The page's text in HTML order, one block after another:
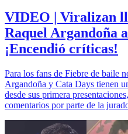
VIDEO | Viralizan
Raquel Argandoña
¡Encendió críticas!
Para los fans de Fiebre de baile
Argandoña y Cata Days tienen
desde sus primera
comentarios por parte de la